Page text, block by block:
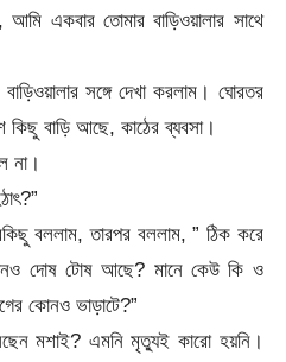
একবার তোমার বাড়িওয়ালার সাথে
সঙ্গে দেখা করলাম। ঘোরতর
কিছু বাড়ি আছে, কাঠের ব্যবসা।
না।
বললাম, তারপর বললাম, ” ঠিক করে
দোষ টোষ আছে? মানে কেউ কি ও
কোনও ভাড়াটে?”
মশাই? এমনি মৃত্যুই কারো হয়নি।